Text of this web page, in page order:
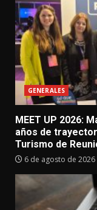
GENERALES
MEET UP 2026:
años de
Turismo de
6 de agosto de 2026